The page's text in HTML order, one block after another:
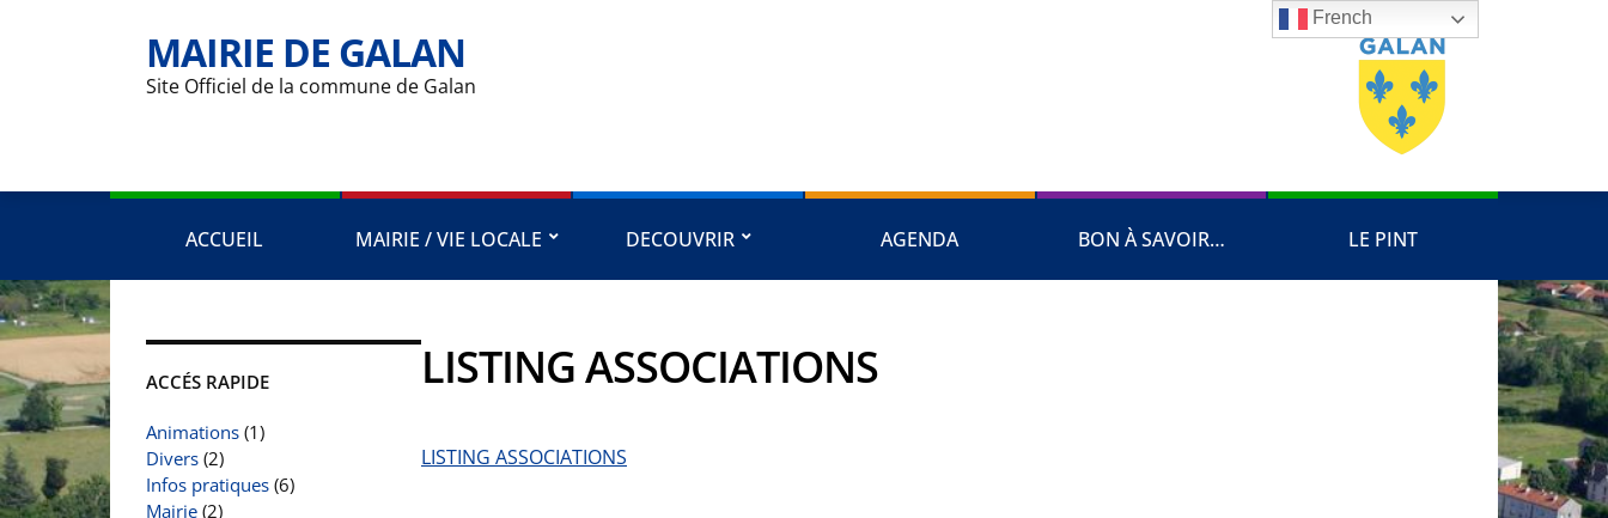
MAIRIE DE GALAN
Site Officiel de la commune de Galan
ACCUEIL MAIRIE / VIE LOCALE DECOUVRIR AGENDA BON À SAVOIR… LE PINT
ACCÉS RAPIDE
Animations (1)
Divers (2)
Infos pratiques (6)
Mairie (2)
LISTING ASSOCIATIONS
LISTING ASSOCIATIONS
French